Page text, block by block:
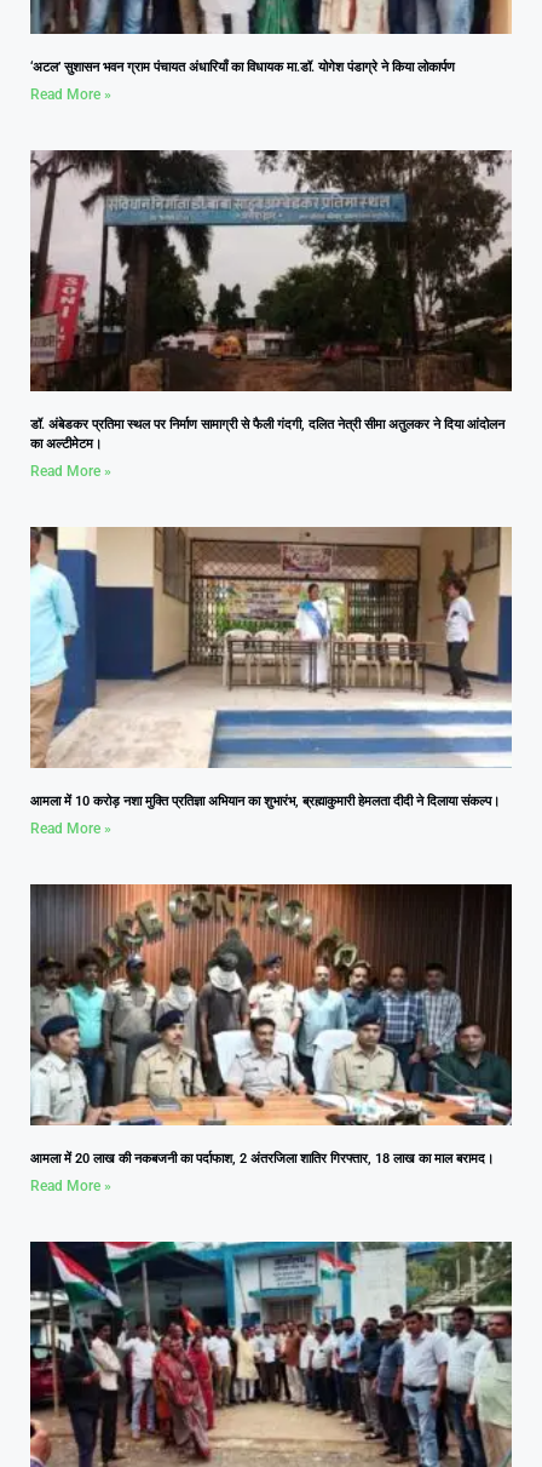
‘अटल’ सुशासन भवन ग्राम पंचायत अंधारियाँ का विधायक मा.डॉ. योगेश पंडाग्रे ने किया लोकार्पण
Read More »
डॉ. अंबेडकर प्रतिमा स्थल पर निर्माण सामाग्री से फैली गंदगी, दलित नेत्री सीमा अतुलकर ने दिया आंदोलन
का अल्टीमेटम।
Read More »
आमला में 10 करोड़ नशा मुक्ति प्रतिज्ञा अभियान का शुभारंभ, ब्रह्माकुमारी हेमलता दीदी ने दिलाया संकल्प।
Read More »
आमला में 20 लाख की नकबजनी का पर्दाफाश, 2 अंतरजिला शातिर गिरफ्तार, 18 लाख का माल बरामद।
Read More »